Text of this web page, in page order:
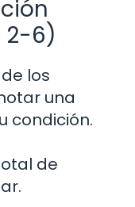
2-6)
los
una
condición.
de